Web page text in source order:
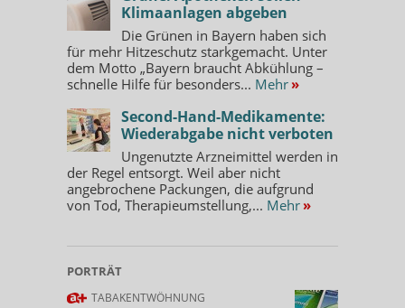
Klimaanlagen abgeben
Die Grünen in Bayern haben sich
für mehr Hitzeschutz starkgemacht. Unter
dem Motto „Bayern braucht Abkühlung –
schnelle Hilfe für besonders... Mehr »
Second-Hand-Medikamente:
Wiederabgabe nicht verboten
Ungenutzte Arzneimittel werden in
der Regel entsorgt. Weil aber nicht
angebrochene Packungen, die aufgrund
von Tod, Therapieumstellung,... Mehr »
PORTRÄT
TABAKENTWÖHNUNG